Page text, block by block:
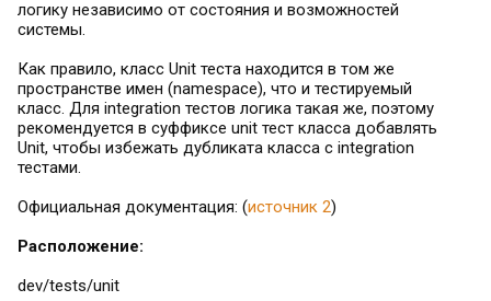
логику независимо от состояния и возможностей
системы.
Как правило, класс Unit теста находится в том же
пространстве имен (namespace), что и тестируемый
класс. Для integration тестов логика такая же, поэтому
рекомендуется в суффиксе unit тест класса добавлять
Unit, чтобы избежать дубликата класса с integration
тестами.
Официальная документация: (источник 2)
Расположение:
dev/tests/unit